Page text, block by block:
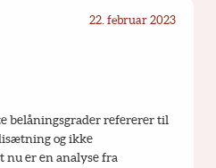
22. februar 2023
belåningsgrader refererer til
og ikke
nu er en analyse fra